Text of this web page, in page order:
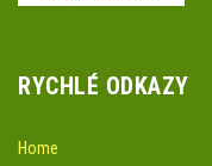
RYCHLÉ ODKAZY
Home